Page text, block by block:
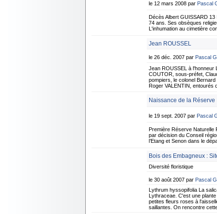
le 12 mars 2008 par Pascal
Décès Albert GUISSARD
74 ans. Ses obsèques
L'inhumation au cimetière
Jean ROUSSEL
le 26 déc. 2007 par Pascal
Jean ROUSSEL à l'honneur
COUTOR, sous-préfet,
pompiers, le colonel
Roger VALENTIN, entourés
Naissance de la
le 19 sept. 2007 par Pascal
Première Réserve Naturelle
par décision du Conseil
l’Etang et Senon dans le
Bois des Embagneux :
Diversité floristique
le 30 août 2007 par Pascal
Lythrum hyssopifolia La
Lythraceae. C'est une
petites fleurs roses à
saillantes. On rencontre